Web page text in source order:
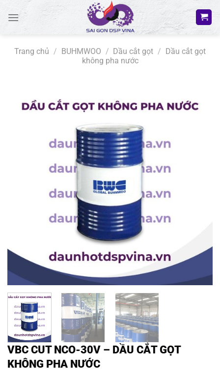
qua
Trang chủ / BUHMWOO / Dầu cắt gọt / Dầu cắt gọt
không pha nước
VBC CUT NCO-30V – DẦU CẮT GỌT
KHÔNG PHA NƯỚC